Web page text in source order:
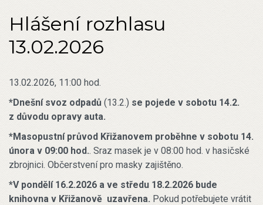
Hlášení rozhlasu
13.02.2026
13.02.2026, 11:00 hod.
*Dnešní svoz odpadů (13.2.) se pojede v sobotu 14.2.
z důvodu opravy auta.
*Masopustní průvod Křižanovem proběhne v sobotu 14.
února v 09:00 hod.. Sraz masek je v 08:00 hod. v hasičské
zbrojnici. Občerstvení pro masky zajištěno.
*V pondělí 16.2.2026 a ve středu 18.2.2026 bude
knihovna v Křižanově uzavřena. Pokud potřebujete vrátit